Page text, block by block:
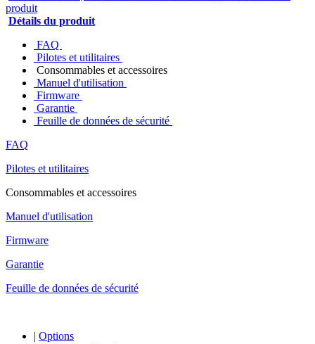
produit
Détails du produit
FAQ
Pilotes et utilitaires
Consommables et accessoires
Manuel d'utilisation
Firmware
Garantie
Feuille de données de sécurité
FAQ
Pilotes et utilitaires
Consommables et accessoires
Manuel d'utilisation
Firmware
Garantie
Feuille de données de sécurité
| Options